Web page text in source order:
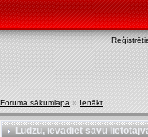
Foruma sākumlapa » Ienākt
Lūdzu, ievadiet savu